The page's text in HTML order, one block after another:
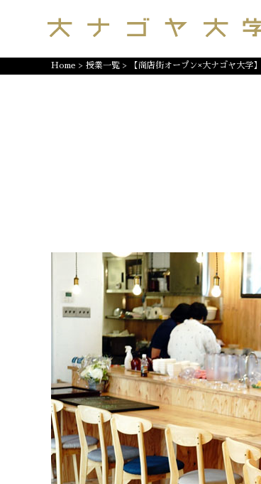
Home > 授業一覧 > 【商店街オープン×大ナゴヤ大学